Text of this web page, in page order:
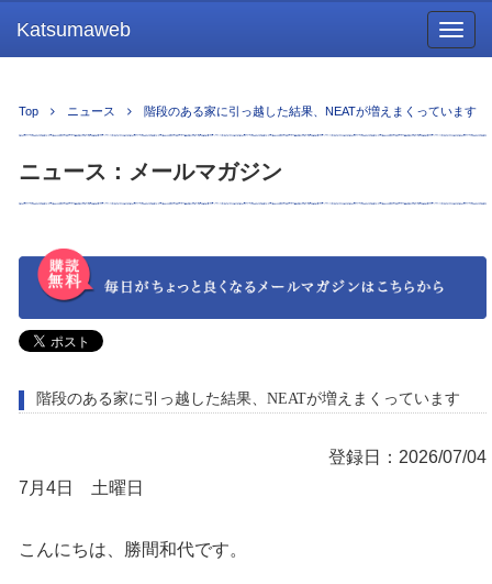
Katsumaweb
Top ニュース 階段のある家に引っ越した結果、NEATが増えまくっています
ニュース：メールマガジン
階段のある家に引っ越した結果、NEATが増えまくっています
登録日：2026/07/04
7月4日 土曜日
こんにちは、勝間和代です。